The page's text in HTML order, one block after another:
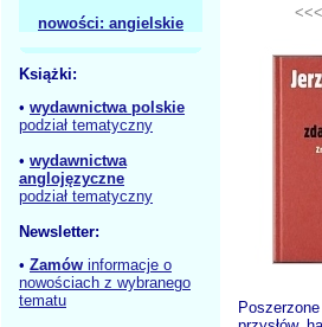
nowości: angielskie
Książki:
• wydawnictwa polskie
podział tematyczny
• wydawnictwa
anglojęzyczne
podział tematyczny
Newsletter:
• Zamów informacje o
nowościach z wybranego
tematu
<<<